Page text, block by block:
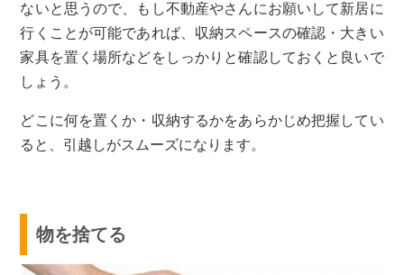
ないと思うので、もし不動産やさんにお願いして新居に
行くことが可能であれば、収納スペースの確認・大きい
家具を置く場所などをしっかりと確認しておくと良いで
しょう。
どこに何を置くか・収納するかをあらかじめ把握してい
ると、引越しがスムーズになります。
物を捨てる